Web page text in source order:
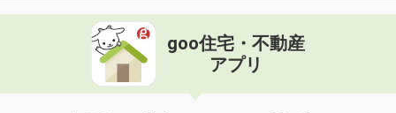
goo住宅・不動産
アプリ